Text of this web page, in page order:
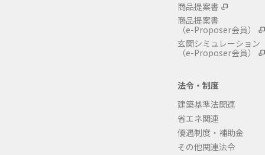
商品提案書
商品提案書
（e-Proposer会員）
玄関シミュレーション
（e-Proposer会員）
法令・制度
建築基準法関連
省エネ関連
優遇制度・補助金
その他関連法令